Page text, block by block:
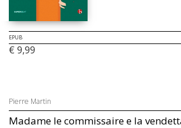
EPUB
€ 9,99
Pierre Martin
Madame le commissaire e la